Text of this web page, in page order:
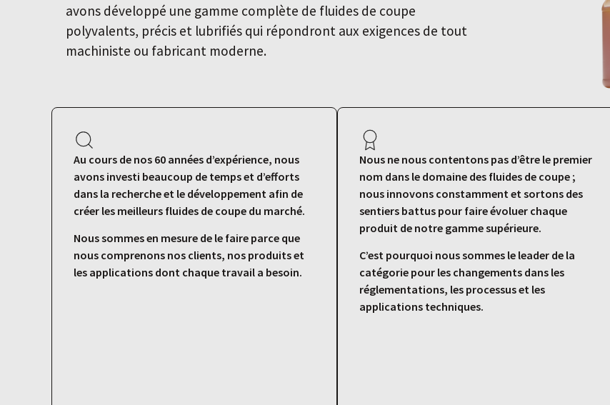
avons développé une gamme complète de fluides de coupe
polyvalents, précis et lubrifiés qui répondront aux exigences de tout
machiniste ou fabricant moderne.
Au cours de nos 60 années d’expérience, nous
avons investi beaucoup de temps et d’efforts
dans la recherche et le développement afin de
créer les meilleurs fluides de coupe du marché.
Nous sommes en mesure de le faire parce que
nous comprenons nos clients, nos produits et
les applications dont chaque travail a besoin.
Nous ne nous contentons pas d’être le premier
nom dans le domaine des fluides de coupe ;
nous innovons constamment et sortons des
sentiers battus pour faire évoluer chaque
produit de notre gamme supérieure.
C’est pourquoi nous sommes le leader de la
catégorie pour les changements dans les
réglementations, les processus et les
applications techniques.